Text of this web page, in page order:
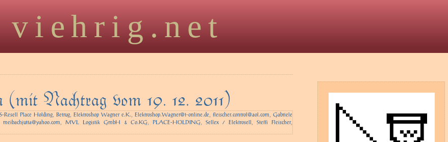
viehrig.net
(mit Natrag vom 19. 12. 2011)
Resell Place Holding, Betrug, Elektroshop Wagner e.K., Elektroshop.Wagner@t-online.de, fleischer.control@aol.com,Gabriele
meibachjutta@yahoo.com, MVL Logistik GmbH & Co.KG, PLACE-HOLDING,Sellex / Elektrosell, Steffi Fleischer,